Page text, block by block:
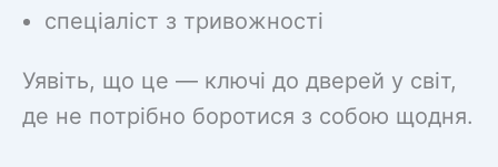
спеціаліст з тривожності
Уявіть, що це — ключі до дверей у світ,
де не потрібно боротися з собою щодня.